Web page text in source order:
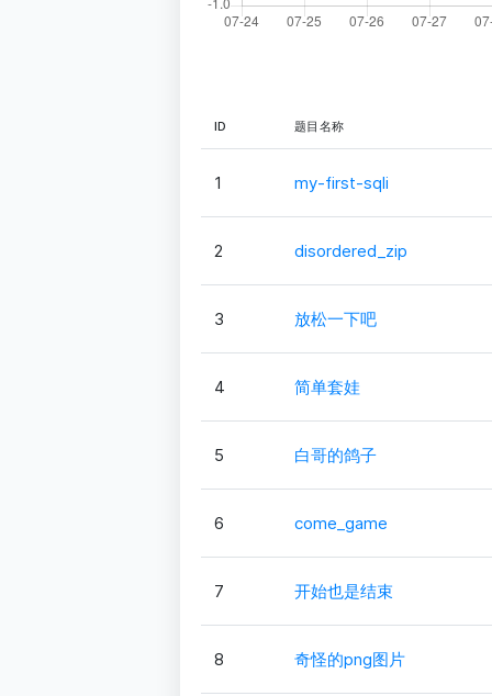
ID 题目名称
1 my-first-sqli
2 disordered_zip
3 放松一下吧
4 简单套娃
5 白哥的鸽子
6 come_game
7 开始也是结束
8 奇怪的png图片